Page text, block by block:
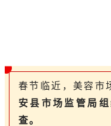
春节临近，美容市
安县市场监管局
查。